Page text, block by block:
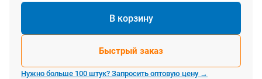
В корзину
Быстрый заказ
Нужно больше 100 штук? Запросить оптовую цену →